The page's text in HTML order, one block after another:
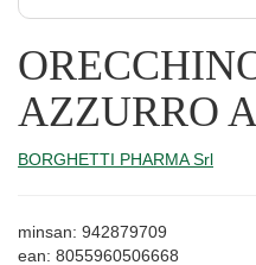
AZZURRO
BORGHETTI PHARMA Srl
minsan: 942879709
ean: 8055960506668